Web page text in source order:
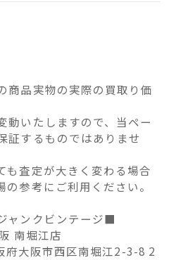
商品実物の実際の買取り価
動いたしますので、当ペー
証するものではありませ
も査定が大きく変わる場合
参考にご利用ください。
ャンクビンテージ■
南堀江店
大阪市西区南堀江2-3-8 2